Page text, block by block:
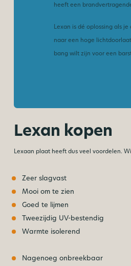
heeft een
Lexan is dé oplossing als
naar een hoge
bang wilt zijn voor een
Lexan kopen
Lexaan plaat heeft dus veel voordelen.
Zeer slagvast
Mooi om te zien
Goed te lijmen
Tweezijdig UV-bestendig
Warmte isolerend
Nagenoeg onbreekbaar